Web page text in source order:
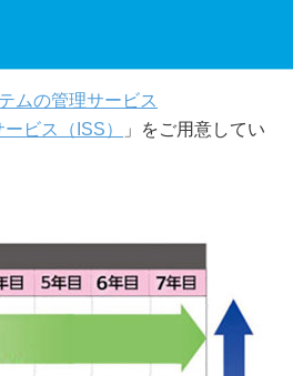
ムの管理サービス
ビス（ISS）
」をご用意してい